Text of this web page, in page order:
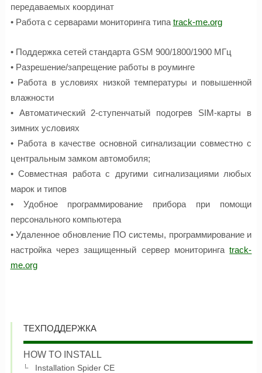
передаваемых координат
• Работа с серварами мониторинга типаtrack-me.org
• Поддержка сетей стандарта GSM 900/1800/1900 МГц
• Разрешение/запрещение работы в роуминге
• Работа в условиях низкой температуры и повышенной
влажности
• Автоматический 2-ступенчатый подогрев SIM-карты в
зимних условиях
• Работа в качестве основной сигнализации совместно с
центральным замком автомобиля;
• Совместная работа с другими сигнализациями любых
марок и типов
• Удобное программирование прибора при помощи
персонального компьютера
• Удаленное обновление ПО системы, программирование и
настройка через защищенный сервер мониторингаtrack-
me.org
ТЕХПОДДЕРЖКА
HOW TO INSTALL
Installation Spider CE